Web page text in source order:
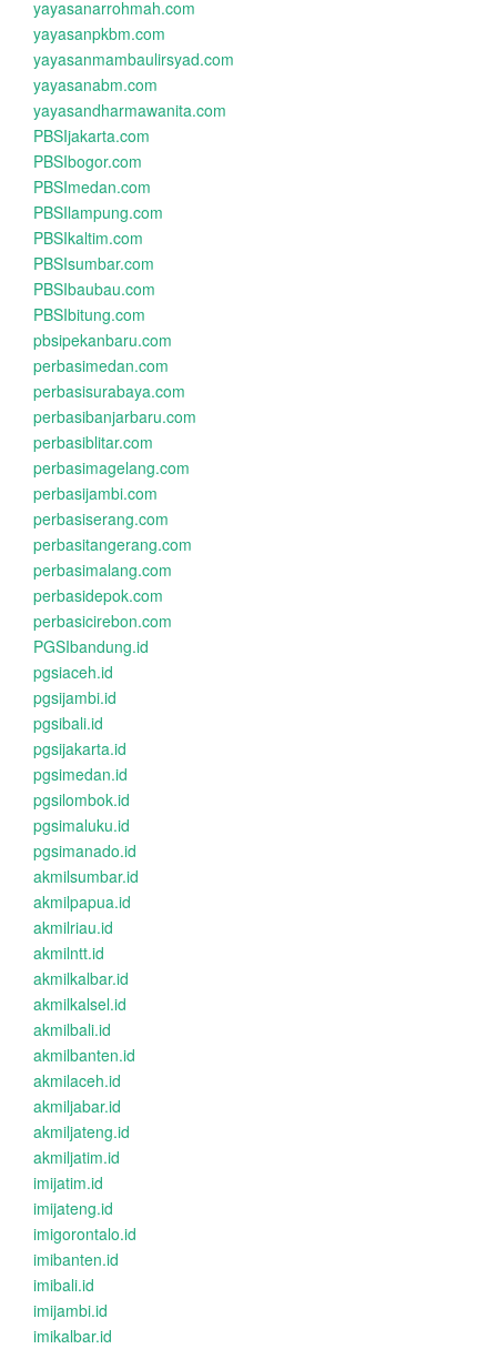
yayasanarrohmah.com
yayasanpkbm.com
yayasanmambaulirsyad.com
yayasanabm.com
yayasandharmawanita.com
PBSIjakarta.com
PBSIbogor.com
PBSImedan.com
PBSIlampung.com
PBSIkaltim.com
PBSIsumbar.com
PBSIbaubau.com
PBSIbitung.com
pbsipekanbaru.com
perbasimedan.com
perbasisurabaya.com
perbasibanjarbaru.com
perbasiblitar.com
perbasimagelang.com
perbasijambi.com
perbasiserang.com
perbasitangerang.com
perbasimalang.com
perbasidepok.com
perbasicirebon.com
PGSIbandung.id
pgsiaceh.id
pgsijambi.id
pgsibali.id
pgsijakarta.id
pgsimedan.id
pgsilombok.id
pgsimaluku.id
pgsimanado.id
akmilsumbar.id
akmilpapua.id
akmilriau.id
akmilntt.id
akmilkalbar.id
akmilkalsel.id
akmilbali.id
akmilbanten.id
akmilaceh.id
akmiljabar.id
akmiljateng.id
akmiljatim.id
imijatim.id
imijateng.id
imigorontalo.id
imibanten.id
imibali.id
imijambi.id
imikalbar.id